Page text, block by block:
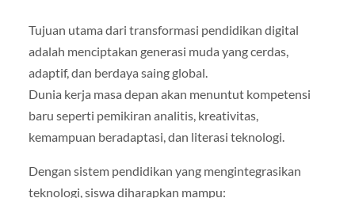
Tujuan utama dari transformasi pendidikan digital
adalah menciptakan generasi muda yang cerdas,
adaptif, dan berdaya saing global.
Dunia kerja masa depan akan menuntut kompetensi
baru seperti pemikiran analitis, kreativitas,
kemampuan beradaptasi, dan literasi teknologi.
Dengan sistem pendidikan yang mengintegrasikan
teknologi, siswa diharapkan mampu: